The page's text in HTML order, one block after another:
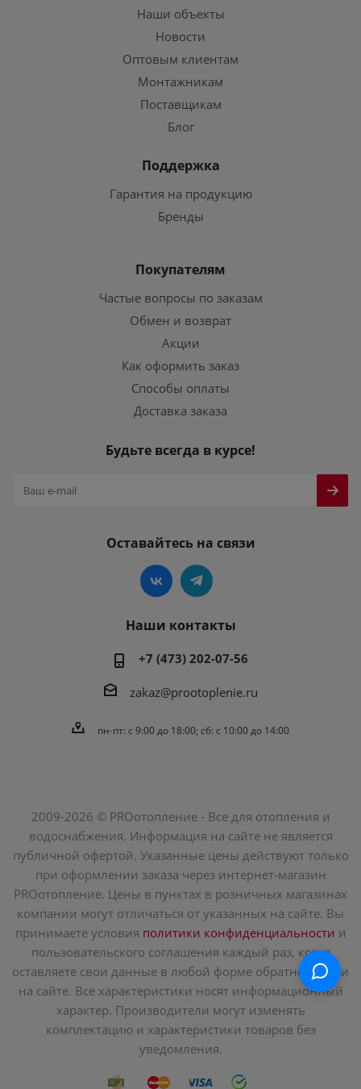
Наши объекты
Новости
Оптовым клиентам
Монтажникам
Поставщикам
Блог
Поддержка
Гарантия на продукцию
Бренды
Покупателям
Частые вопросы по заказам
Обмен и возврат
Акции
Как оформить заказ
Способы оплаты
Доставка заказа
Будьте всегда в курсе!
Оставайтесь на связи
Наши контакты
+7 (473) 202-07-56
zakaz@prootoplenie.ru
пн-пт: c 9:00 до 18:00; сб: с 10:00 до 14:00
2009-2026 © PROотопление - Все для отопления и
водоснабжения. Информация на сайте не является
публичной офертой. Указанные цены действуют только
при оформлении заказа через интернет-магазин
PROотопление. Цены в пунктах в розничных магазинах
компании могут отличаться от указанных на сайте. Вы
принимаете условия политики конфиденциальности и
пользовательского соглашения каждый раз, когда
оставляете свои данные в любой форме обратной связи
на сайте. Все характеристики носят информационный
характер. Производители могут изменять
комплектацию и характеристики товаров без
уведомления.